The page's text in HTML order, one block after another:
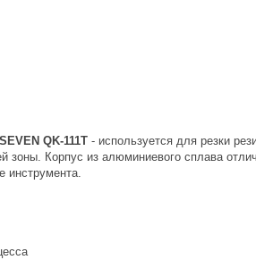
QK-111T - используется для резки
зоны. Корпус из алюминиевого сплава
инструмента.